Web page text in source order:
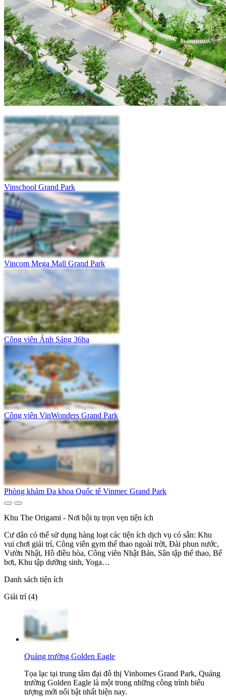
Vinschool Grand Park
Vincom Mega Mall Grand Park
Công viên Ánh Sáng 36ha
Công viên VinWonders Grand Park
Phòng khám Đa khoa Quốc tế Vinmec Grand Park
Khu The Origami - Nơi hội tụ trọn vẹn tiện ích
Cư dân có thể sử dụng hàng loạt các tiện ích dịch vụ có sẵn: Khu
vui chơi giải trí, Công viên gym thể thao ngoài trời, Đài phun nước,
Vườn Nhật, Hồ điều hòa, Công viên Nhật Bản, Sân tập thể thao, Bể
bơi, Khu tập dưỡng sinh, Yoga…
Danh sách tiện ích
Giải trí (4)
Quảng trường Golden Eagle
Tọa lạc tại trung tâm đại đô thị Vinhomes Grand Park, Quảng
trường Golden Eagle là một trong những công trình biểu
tượng mới nổi bật nhất hiện nay.